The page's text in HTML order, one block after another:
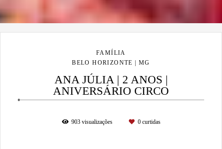
FAMÍLIA
BELO HORIZONTE | MG
ANA JÚLIA | 2 ANOS |
ANIVERSÁRIO CIRCO
903visualizações 0curtidas